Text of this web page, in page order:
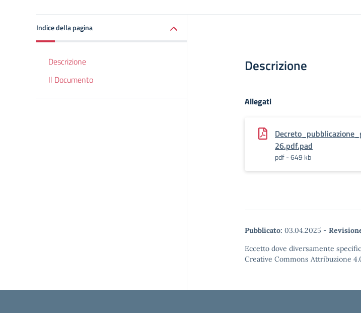
Indice della pagina
Descrizione
Il Documento
Descrizione
Allegati
26.pdf.pad
pdf - 649 kb
Pubblicato: 03.04.2025 -
Eccetto dove diversamente
Creative Commons Attribuzione